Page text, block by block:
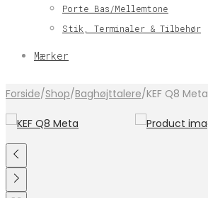
Porte Bas/Mellemtone
Stik, Terminaler & Tilbehør
Mærker
Forside/Shop/Baghøjttalere/KEF Q8 Meta